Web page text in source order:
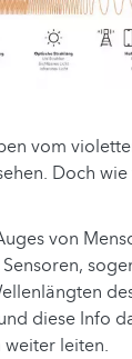
vom
Doch
von
diese Info
weiter leiten.